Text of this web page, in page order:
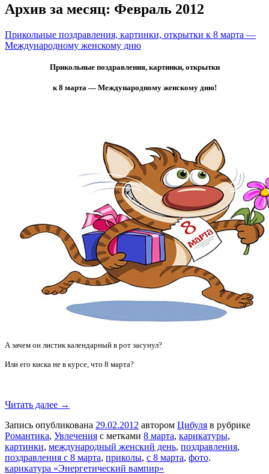
Архив за месяц: Февраль 2012
Прикольные поздравления, картинки, открытки к 8 марта —
Международному женскому дню
Прикольные поздравления, картинки, открытки
к 8 марта — Международному женскому дню!
А зачем он листик календарный в рот засунул?
Или его киска не в курсе, что 8 марта?
Читать далее →
Запись опубликована 29.02.2012 автором Цибуля в рубрике
Романтика, Увлечения с метками 8 марта, карикатуры,
картинки, международный женский день, поздравления,
поздравления с 8 марта, приколы, с 8 марта, фото.
карикатура «Энергетический вампир»